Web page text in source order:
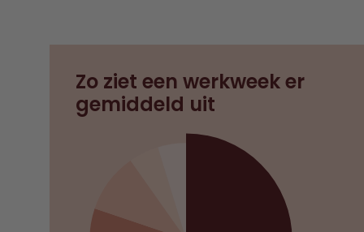
Zo ziet een werkweek er
gemiddeld uit